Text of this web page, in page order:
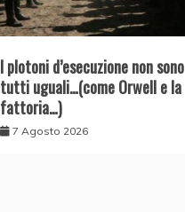
I plotoni d’esecuzione non sono
tutti uguali…(come Orwell e la
fattoria…)
7 Agosto 2026